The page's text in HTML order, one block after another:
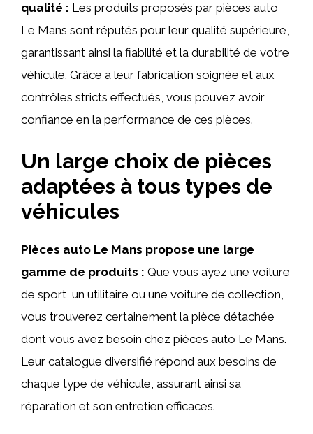
qualité : Les produits proposés par pièces auto
Le Mans sont réputés pour leur qualité supérieure,
garantissant ainsi la fiabilité et la durabilité de votre
véhicule. Grâce à leur fabrication soignée et aux
contrôles stricts effectués, vous pouvez avoir
confiance en la performance de ces pièces.
Un large choix de pièces
adaptées à tous types de
véhicules
Pièces auto Le Mans propose une large
gamme de produits : Que vous ayez une voiture
de sport, un utilitaire ou une voiture de collection,
vous trouverez certainement la pièce détachée
dont vous avez besoin chez pièces auto Le Mans.
Leur catalogue diversifié répond aux besoins de
chaque type de véhicule, assurant ainsi sa
réparation et son entretien efficaces.